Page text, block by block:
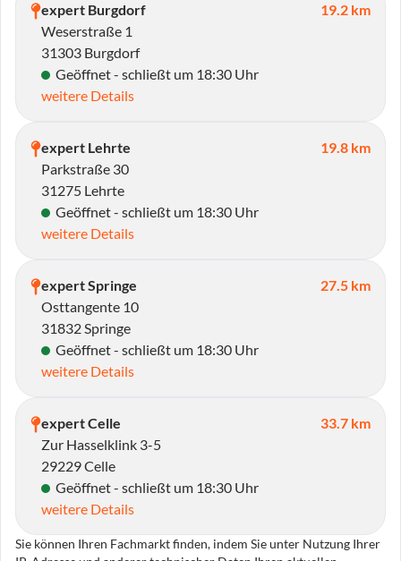
expert Burgdorf
19.2 km
Weserstraße 1
31303 Burgdorf
Geöffnet - schließt um 18:30 Uhr
weitere Details
expert Lehrte
19.8 km
Parkstraße 30
31275 Lehrte
Geöffnet - schließt um 18:30 Uhr
weitere Details
expert Springe
27.5 km
Osttangente 10
31832 Springe
Geöffnet - schließt um 18:30 Uhr
weitere Details
expert Celle
33.7 km
Zur Hasselklink 3-5
29229 Celle
Geöffnet - schließt um 18:30 Uhr
weitere Details
Sie können Ihren Fachmarkt finden, indem Sie unter Nutzung Ihrer